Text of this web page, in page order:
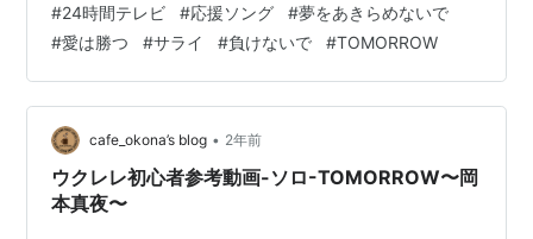
ソンについてはニュースなどによって多少知ることがで
きている。 チャリティとマラソンと、何か関係があるの
かな？という感じもするが、そうは言ってもランナーと
なった大物芸能人がゴールを目指して必死の表情で走る
姿というのは心を動かされるものがある。 自分の場合
は、YouTubeでしかマラソンのシー…
#24時間テレビ #応援ソング #夢をあきらめないで
#愛は勝つ #サライ #負けないで #TOMORROW
cafe_okona’s blog • 2年前
ウクレレ初心者参考動画-ソロ-TOMORROW〜岡
本真夜〜